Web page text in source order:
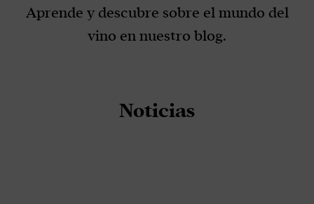
Aprende y descubre sobre el mundo del
vino en nuestro blog.
Noticias